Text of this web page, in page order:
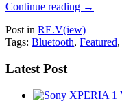
Continue reading →
Post in RE.V(iew)
Tags: Bluetooth, Featured,
Latest Post